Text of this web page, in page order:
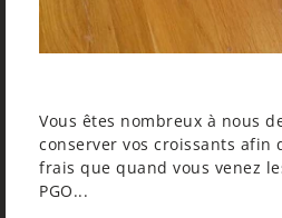
Vous êtes nombreux à nous
conserver vos croissants afin
frais que quand vous venez
PGO...